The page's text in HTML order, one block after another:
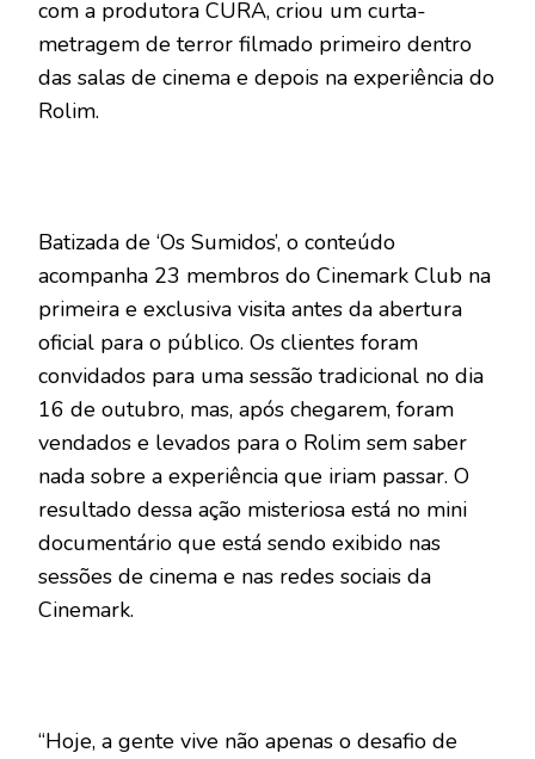
com a produtora CURA, criou um curta-
metragem de terror filmado primeiro dentro
das salas de cinema e depois na experiência do
Rolim.
Batizada de ‘Os Sumidos’, o conteúdo
acompanha 23 membros do Cinemark Club na
primeira e exclusiva visita antes da abertura
oficial para o público. Os clientes foram
convidados para uma sessão tradicional no dia
16 de outubro, mas, após chegarem, foram
vendados e levados para o Rolim sem saber
nada sobre a experiência que iriam passar. O
resultado dessa ação misteriosa está no mini
documentário que está sendo exibido nas
sessões de cinema e nas redes sociais da
Cinemark.
“Hoje, a gente vive não apenas o desafio de